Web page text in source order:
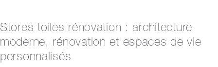
Stores toiles rénovation : architecture
moderne, rénovation et espaces de vie
personnalisés